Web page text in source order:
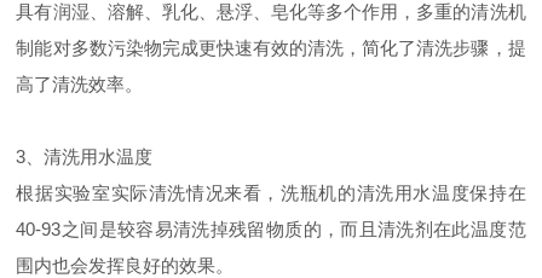
具有润湿、溶解、乳化、悬浮、皂化等多个作用，多重的清洗机
制能对多数污染物完成更快速有效的清洗，简化了清洗步骤，提
高了清洗效率。
3、清洗用水温度
根据实验室实际清洗情况来看，洗瓶机的清洗用水温度保持在
40-93之间是较容易清洗掉残留物质的，而且清洗剂在此温度范
围内也会发挥良好的效果。